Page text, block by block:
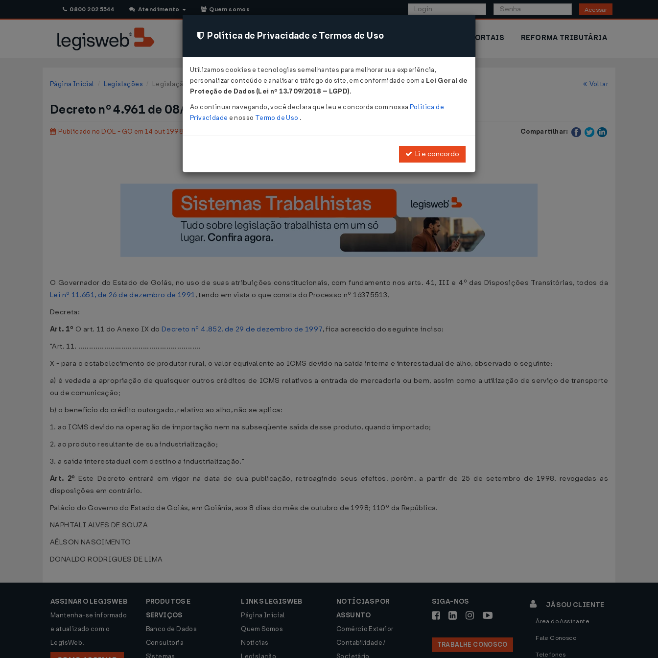
0800 202 5544 Atendimento Quem somos Acessar
CONSULTORIA SISTEMAS COMÉRCIO EXTERIOR PORTAIS REFORMA TRIBUTÁRIA
Página Inicial Legislações Legislação Estadual - Goiás Voltar
Decreto nº 4.961 de 08/10/1998
Publicado no DOE - GO em 14 out 1998 Compartilhar:
Concede crédito outorgado de ICMS nas saídas de alho.
O Governador do Estado de Goiás, no uso de suas atribuições constitucionais, com fundamento nos arts. 41, III e 4º das Disposições Transitórias, todos da
Lei nº 11.651, de 26 de dezembro de 1991, tendo em vista o que consta do Processo nº 16375513,
Decreta:
Art. 1º O art. 11 do Anexo IX do Decreto nº 4.852, de 29 de dezembro de 1997, fica acrescido do seguinte inciso:
"Art. 11. .........................................................
X - para o estabelecimento de produtor rural, o valor equivalente ao ICMS devido na saída interna e interestadual de alho, observado o seguinte:
a) é vedada a apropriação de quaisquer outros créditos de ICMS relativos a entrada de mercadoria ou bem, assim como a utilização de serviço de transporte
ou de comunicação;
b) o benefício do crédito outorgado, relativo ao alho, não se aplica:
1. ao ICMS devido na operação de importação nem na subseqüente saída desse produto, quando importado;
2. ao produto resultante de sua industrialização;
3. a saída interestadual com destino a industrialização."
Art. 2º Este Decreto entrará em vigor na data de sua publicação, retroagindo seus efeitos, porém, a partir de 25 de setembro de 1998, revogadas as
disposições em contrário.
Palácio do Governo do Estado de Goiás, em Goiânia, aos 8 dias do mês de outubro de 1998; 110º da República.
NAPHTALI ALVES DE SOUZA
AÉLSON NASCIMENTO
DONALDO RODRIGUES DE LIMA
ASSINAR O LEGISWEB
Mantenha-se informado
e atualizado com o
LegisWeb.
PRODUTOS E
SERVIÇOS
Banco de Dados
Consultoria
Sistemas
LINKS LEGISWEB
Página Inicial
Quem Somos
Notícias
Legislação
NOTÍCIAS POR
ASSUNTO
Comércio Exterior
Contabilidade /
Societário
SIGA-NOS
TRABALHE CONOSCO
JÁ SOU CLIENTE
Área do Assinante
Fale Conosco
Telefones
Política de Privacidade e Termos de Uso
Utilizamos cookies e tecnologias semelhantes para melhorar sua experiência,
personalizar conteúdo e analisar o tráfego do site, em conformidade com a Lei Geral de
Proteção de Dados (Lei nº 13.709/2018 – LGPD).
Ao continuar navegando, você declara que leu e concorda com nossa Política de
Privacidade e nosso Termo de Uso .
Li e concordo